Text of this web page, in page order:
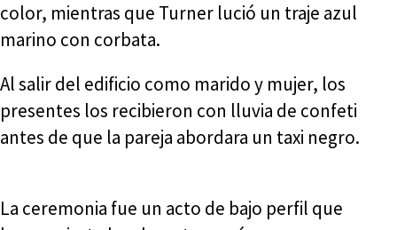
color, mientras que Turner lució un traje azul
marino con corbata.
Al salir del edificio como marido y mujer, los
presentes los recibieron con lluvia de confeti
antes de que la pareja abordara un taxi negro.
La ceremonia fue un acto de bajo perfil que